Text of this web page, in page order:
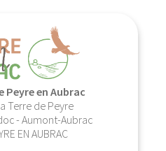
Peyre en Aubrac
Terre de Peyre
- Aumont-Aubrac
EN AUBRAC